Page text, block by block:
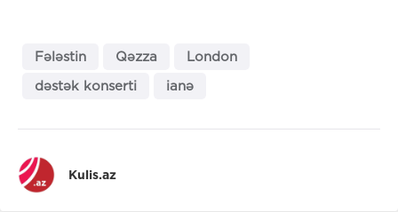
Fələstin Qəzza
London
dəstək konserti
ianə
Kulis.az